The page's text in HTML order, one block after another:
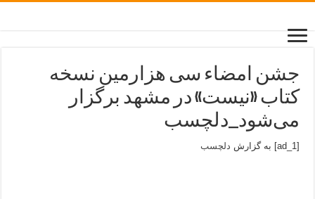
جشن امضاء سی هزارمین نسخه
کتاب «نیست» در مشهد برگزار
می‌شود_دلچسب
[ad_1] به گزارش دلچسب